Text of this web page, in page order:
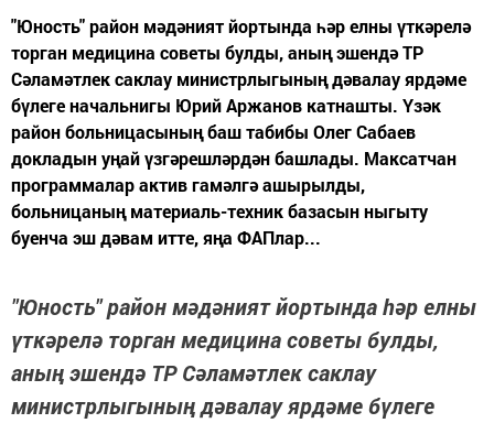
"Юность" район мәдәният йортында һәр елны үткәрелә
торган медицина советы булды, аның эшендә ТР
Сәламәтлек саклау министрлыгының дәвалау ярдәме
бүлеге начальнигы Юрий Аржанов катнашты. Үзәк
район больницасының баш табибы Олег Сабаев
докладын уңай үзгәрешләрдән башлады. Максатчан
программалар актив гамәлгә ашырылды,
больницаның материаль-техник базасын ныгыту
буенча эш дәвам итте, яңа ФАПлар...
"Юность" район мәдәният йортында һәр елны
үткәрелә торган медицина советы булды,
аның эшендә ТР Сәламәтлек саклау
министрлыгының дәвалау ярдәме бүлеге